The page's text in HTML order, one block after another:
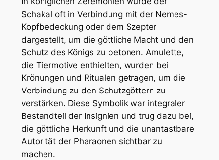
Schakal oft in Verbindung mit der Nemes-
Kopfbedeckung oder dem Szepter
dargestellt, um die göttliche Macht und den
Schutz des Königs zu betonen. Amulette,
die Tiermotive enthielten, wurden bei
Krönungen und Ritualen getragen, um die
Verbindung zu den Schutzgöttern zu
verstärken. Diese Symbolik war integraler
Bestandteil der Insignien und trug dazu bei,
die göttliche Herkunft und die unantastbare
Autorität der Pharaonen sichtbar zu
machen.